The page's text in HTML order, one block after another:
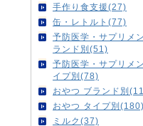
手作り食支援(27)
缶・レトルト(77)
予防医学・サプリメ
ランド別(51)
予防医学・サプリメ
イプ別(78)
おやつ ブランド別
おやつ タイプ別(180)
ミルク(37)